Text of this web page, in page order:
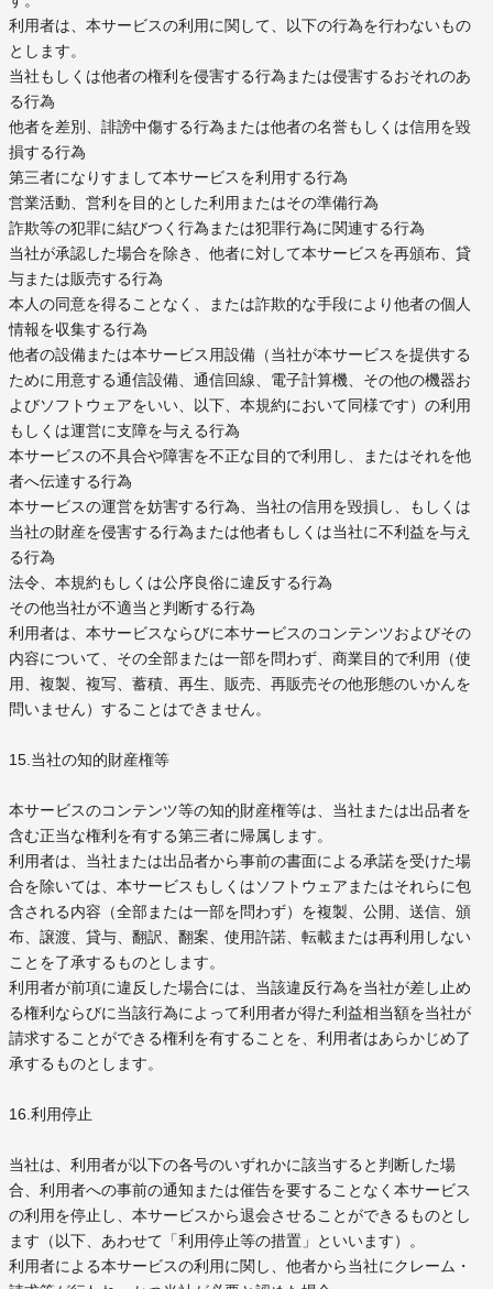
利用者は、本サービスの利用に関して、以下の行為を行わないもの
とします。
当社もしくは他者の権利を侵害する行為または侵害するおそれのあ
る行為
他者を差別、誹謗中傷する行為または他者の名誉もしくは信用を毀
損する行為
第三者になりすまして本サービスを利用する行為
営業活動、営利を目的とした利用またはその準備行為
詐欺等の犯罪に結びつく行為または犯罪行為に関連する行為
当社が承認した場合を除き、他者に対して本サービスを再頒布、貸
与または販売する行為
本人の同意を得ることなく、または詐欺的な手段により他者の個人
情報を収集する行為
他者の設備または本サービス用設備（当社が本サービスを提供する
ために用意する通信設備、通信回線、電子計算機、その他の機器お
よびソフトウェアをいい、以下、本規約において同様です）の利用
もしくは運営に支障を与える行為
本サービスの不具合や障害を不正な目的で利用し、またはそれを他
者へ伝達する行為
本サービスの運営を妨害する行為、当社の信用を毀損し、もしくは
当社の財産を侵害する行為または他者もしくは当社に不利益を与え
る行為
法令、本規約もしくは公序良俗に違反する行為
その他当社が不適当と判断する行為
利用者は、本サービスならびに本サービスのコンテンツおよびその
内容について、その全部または一部を問わず、商業目的で利用（使
用、複製、複写、蓄積、再生、販売、再販売その他形態のいかんを
問いません）することはできません。
15.当社の知的財産権等
本サービスのコンテンツ等の知的財産権等は、当社または出品者を
含む正当な権利を有する第三者に帰属します。
利用者は、当社または出品者から事前の書面による承諾を受けた場
合を除いては、本サービスもしくはソフトウェアまたはそれらに包
含される内容（全部または一部を問わず）を複製、公開、送信、頒
布、譲渡、貸与、翻訳、翻案、使用許諾、転載または再利用しない
ことを了承するものとします。
利用者が前項に違反した場合には、当該違反行為を当社が差し止め
る権利ならびに当該行為によって利用者が得た利益相当額を当社が
請求することができる権利を有することを、利用者はあらかじめ了
承するものとします。
16.利用停止
当社は、利用者が以下の各号のいずれかに該当すると判断した場
合、利用者への事前の通知または催告を要することなく本サービス
の利用を停止し、本サービスから退会させることができるものとし
ます（以下、あわせて「利用停止等の措置」といいます）。
利用者による本サービスの利用に関し、他者から当社にクレーム・